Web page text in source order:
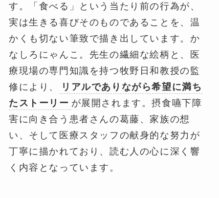
す。「食べる」という当たり前の行為が、
実は生きる喜びそのものであることを、温
かくも切ない筆致で描き出しています。か
なしろにゃんこ。先生の繊細な絵柄と、医
療現場の専門知識を持つ牧野日和教授の監
修により、
リアルでありながら希望に満ち
たストーリー が展開されます。摂食嚥下障
害に向き合う患者さんの葛藤、家族の想
い、そして医療スタッフの献身的な努力が
丁寧に描かれており、読む人の心に深く響
く内容となっています。